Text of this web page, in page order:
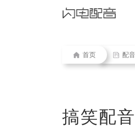
首页 配
搞笑配